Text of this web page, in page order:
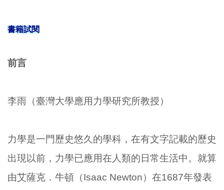
書籍試閱
前言
李雨（臺灣大學應用力學研究所教授）
力學是一門歷史悠久的學科，在有文字記載的歷史
出現以前，力學已應用在人類的日常生活中。就算
由艾薩克．牛頓（Isaac Newton）在1687年發表